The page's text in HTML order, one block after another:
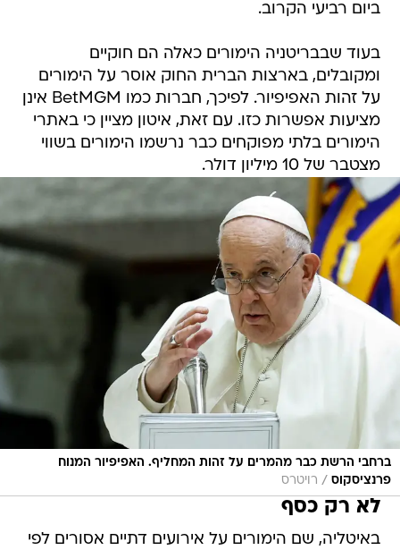
ביום רביעי הקרוב.
בעוד שבבריטניה הימורים כאלה הם חוקיים
ומקובלים, בארצות הברית החוק אוסר על הימורים
על זהות האפיפיור. לפיכך, חברות כמו BetMGM אינן
מציעות אפשרות כזו. עם זאת, איטון מציין כי באתרי
הימורים בלתי מפוקחים כבר נרשמו הימורים בשווי
מצטבר של 10 מיליון דולר.
ברחבי הרשת כבר מהמרים על זהות המחליף. האפיפיור המנוח
פרנציסקוס / רויטרס
לא רק כסף
באיטליה, שם הימורים על אירועים דתיים אסורים לפי